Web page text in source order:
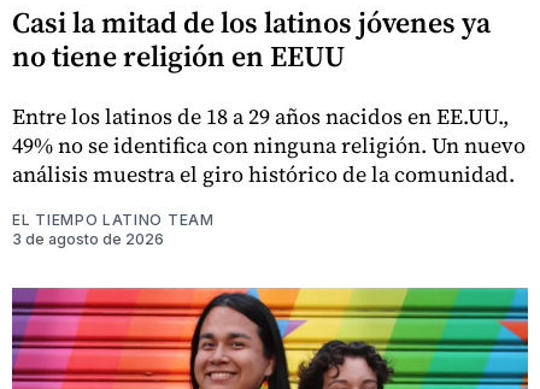
Casi la mitad de los latinos jóvenes ya
no tiene religión en EEUU
Entre los latinos de 18 a 29 años nacidos en EE.UU.,
49% no se identifica con ninguna religión. Un nuevo
análisis muestra el giro histórico de la comunidad.
EL TIEMPO LATINO TEAM
3 de agosto de 2026